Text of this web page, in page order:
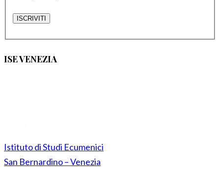
ISE VENEZIA
Istituto di Studi Ecumenici
San Bernardino – Venezia